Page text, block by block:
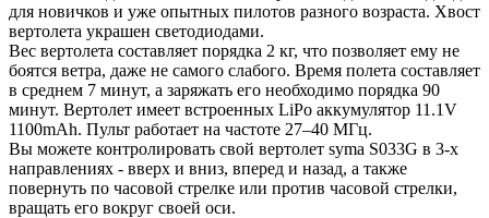
для новичков и уже опытных пилотов разного возраста. Хвост
вертолета украшен светодиодами.
Вес вертолета составляет порядка 2 кг, что позволяет ему не
боятся ветра, даже не самого слабого. Время полета составляет
в среднем 7 минут, а заряжать его необходимо порядка 90
минут. Вертолет имеет встроенных LiPo аккумулятор 11.1V
1100mAh. Пульт работает на частоте 27–40 МГц.
Вы можете контролировать свой вертолет syma S033G в 3-х
направлениях - вверх и вниз, вперед и назад, а также
повернуть по часовой стрелке или против часовой стрелки,
вращать его вокруг своей оси.